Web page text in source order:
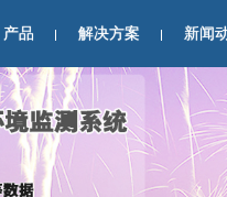
产品 解决方案 新闻